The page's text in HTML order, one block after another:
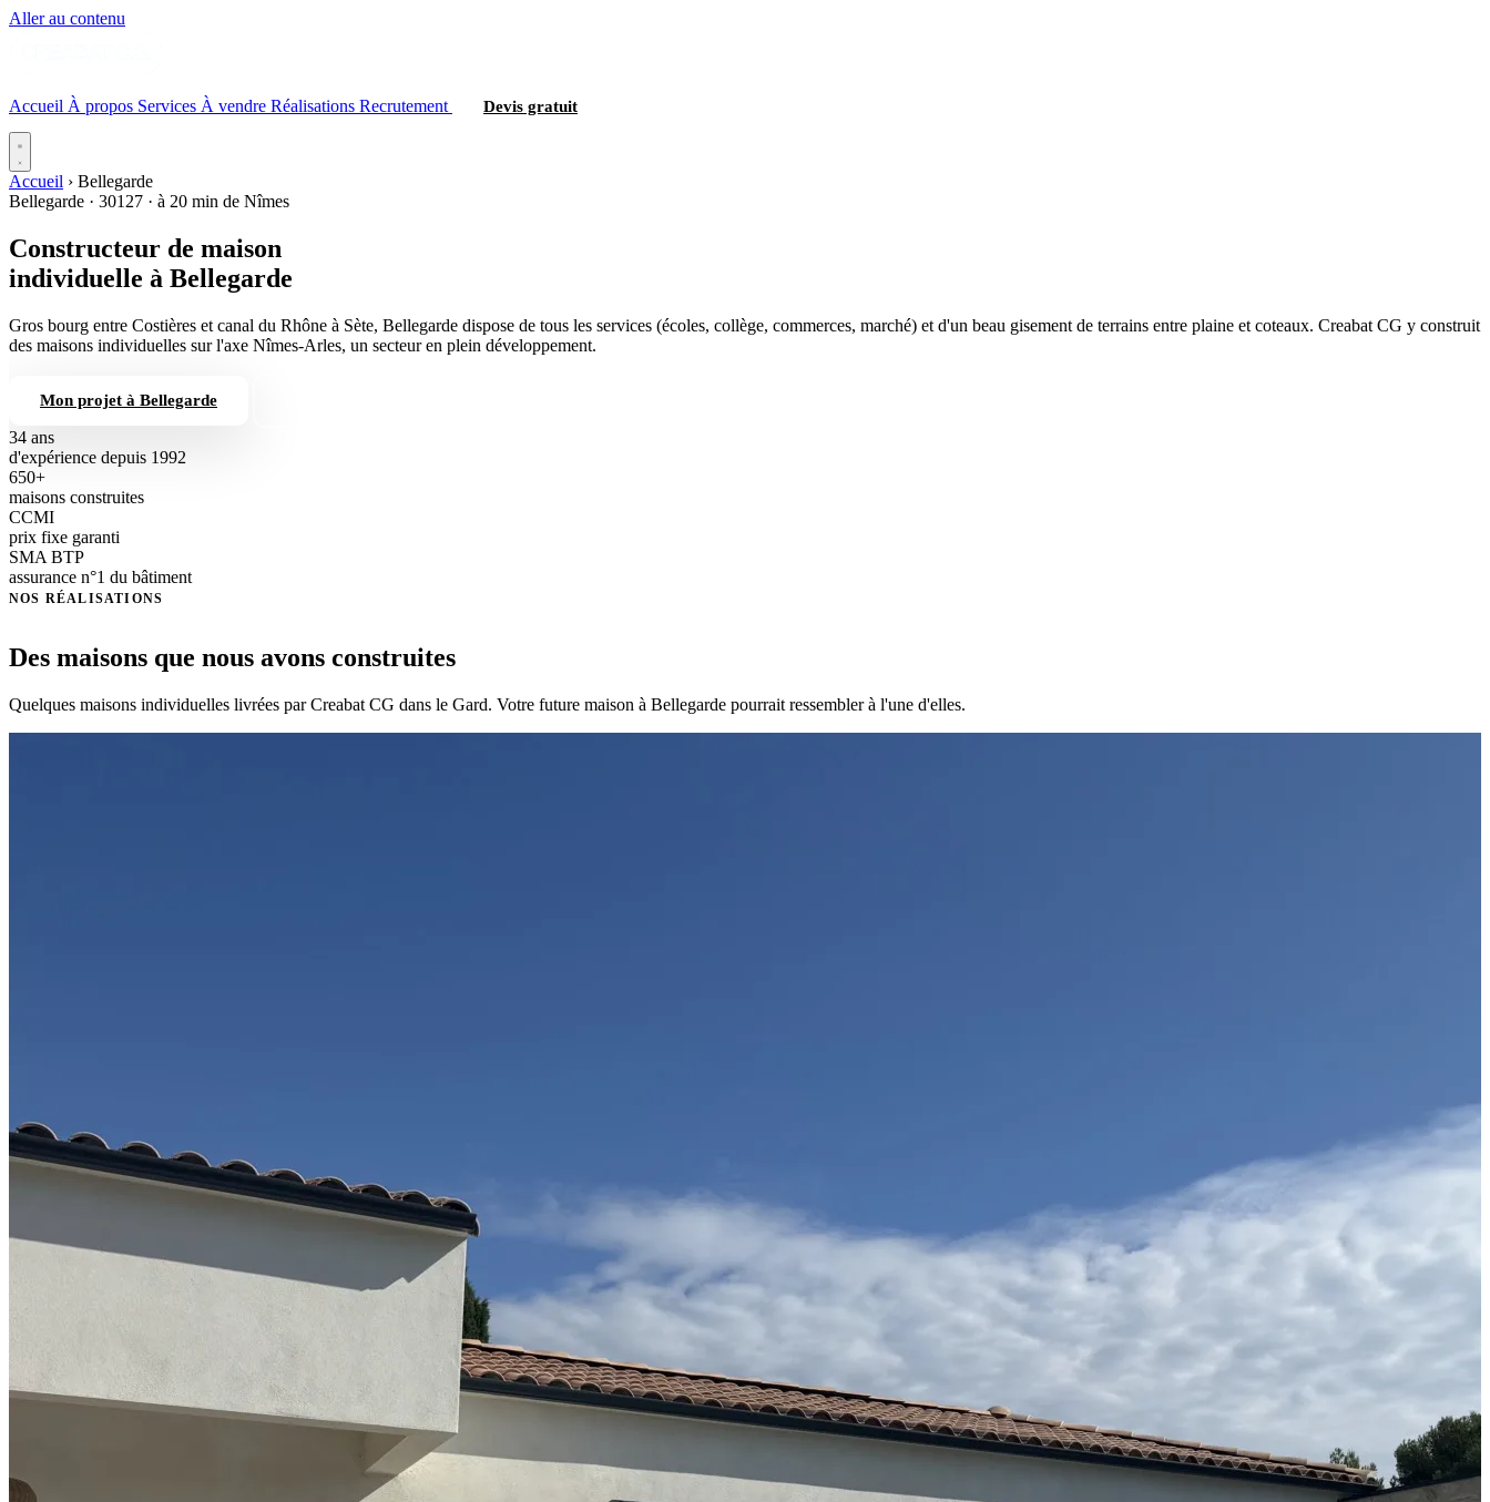
Aller au contenu
Accueil À propos Services À vendre Réalisations Recrutement Devis gratuit
Accueil › Bellegarde
Bellegarde · 30127 · à 20 min de Nîmes
Constructeur de maison
individuelle à Bellegarde
Gros bourg entre Costières et canal du Rhône à Sète, Bellegarde dispose de tous les services (écoles, collège, commerces, marché) et d'un beau gisement de terrains entre plaine et coteaux. Creabat CG y construit
des maisons individuelles sur l'axe Nîmes-Arles, un secteur en plein développement.
Mon projet à Bellegarde
34 ans
d'expérience depuis 1992
650+
maisons construites
CCMI
prix fixe garanti
SMA BTP
assurance n°1 du bâtiment
NOS RÉALISATIONS
Des maisons que nous avons construites
Quelques maisons individuelles livrées par Creabat CG dans le Gard. Votre future maison à Bellegarde pourrait ressembler à l'une d'elles.